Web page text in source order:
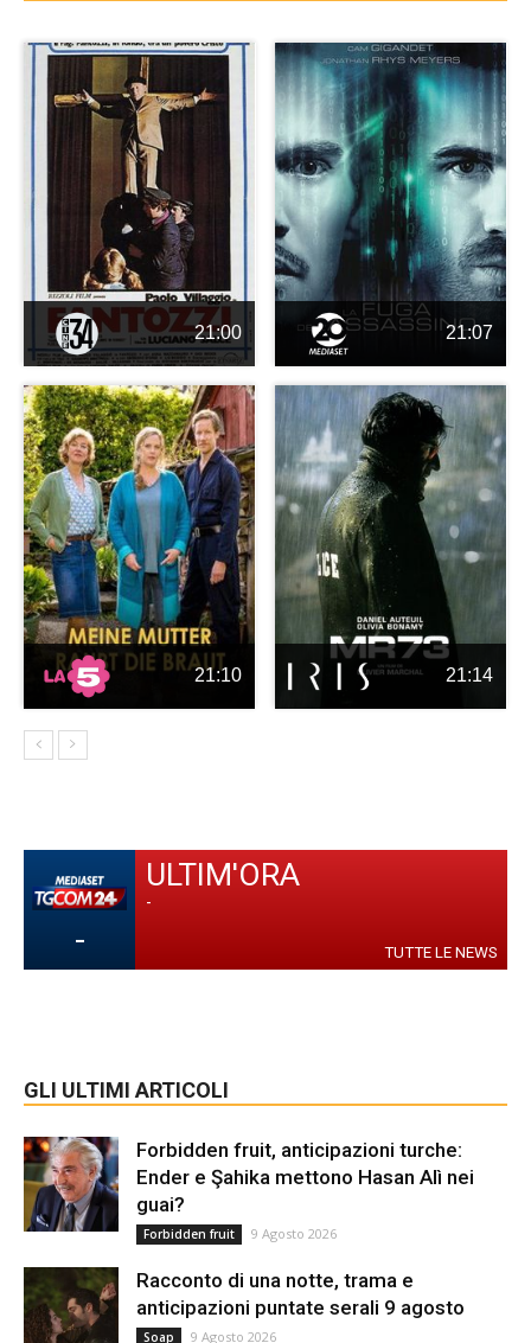
21:00 21:07
21:10 21:14
-
ULTIM'ORA
-
TUTTE LE NEWS
GLI ULTIMI ARTICOLI
Forbidden fruit, anticipazioni turche:
Ender e Şahika mettono Hasan Alì nei
guai?
Forbidden fruit 9 Agosto 2026
Racconto di una notte, trama e
anticipazioni puntate serali 9 agosto
Soap 9 Agosto 2026